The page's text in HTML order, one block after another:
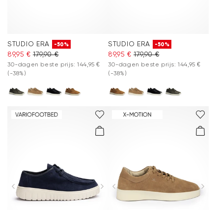
STUDIO ERA -50%
89,95 € 179,90 €
30-dagen beste prijs: 144,95 €
(-38%)
STUDIO ERA -50%
89,95 € 179,90 €
30-dagen beste prijs: 144,95 €
(-38%)